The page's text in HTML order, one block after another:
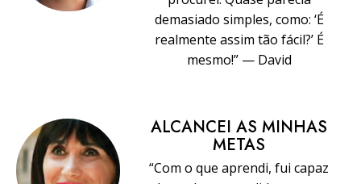
demasiado simples, como: ‘É
realmente assim tão fácil?’ É
mesmo!” — David
ALCANCEI AS MINHAS
METAS
“Com o que aprendi, fui capaz